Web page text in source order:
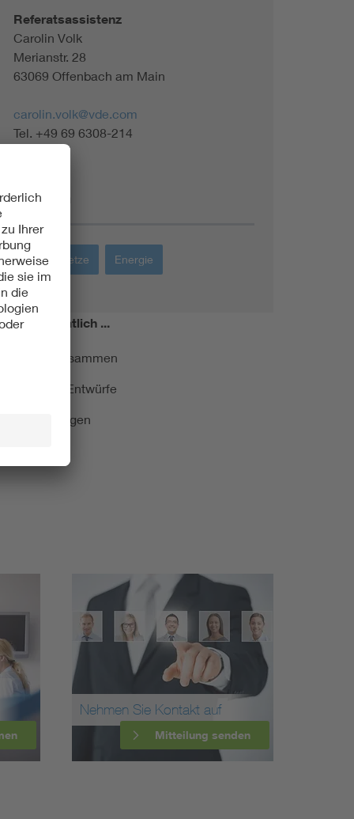
Referatsassistenz
Carolin Volk
Merianstr. 28
63069 Offenbach am Main
carolin.volk@vde.com
Tel. +49 69 6308-214
Themen
Energienetze Energie
Monatlich ...
kurz zusammen
und Entwürfe
Nehmen Sie Kontakt auf
Mitteilung senden